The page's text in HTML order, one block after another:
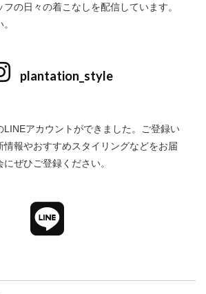
の日々の着こなしを配信しています。
plantation_style
LINEアカウントができました。ご登録い
情報やおすすめスタイリングなどをお届
ぜひご登録ください。